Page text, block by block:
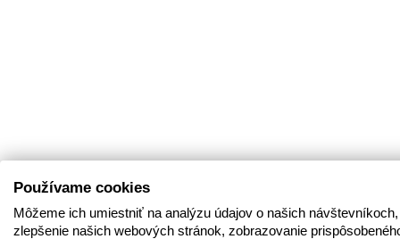
Používame cookies
Môžeme ich umiestniť na analýzu údajov o našich
zlepšenie našich webových stránok, zobrazovanie